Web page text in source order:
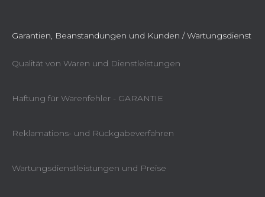
Garantien, Beanstandungen und Kunden / Wartungsdienst
Qualität von Waren und Dienstleistungen
Haftung für Warenfehler - GARANTIE
Reklamations- und Rückgabeverfahren
Wartungsdienstleistungen und Preise